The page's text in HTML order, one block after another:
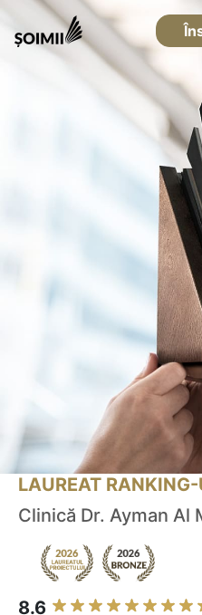
LAUREAT
Clinică Dr. Ayman Al
8.6